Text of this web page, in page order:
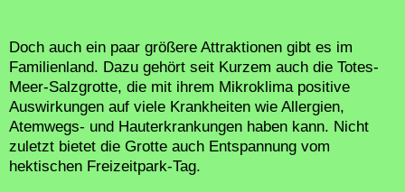
Doch auch ein paar größere Attraktionen gibt es im
Familienland. Dazu gehört seit Kurzem auch die Totes-
Meer-Salzgrotte, die mit ihrem Mikroklima positive
Auswirkungen auf viele Krankheiten wie Allergien,
Atemwegs- und Hauterkrankungen haben kann. Nicht
zuletzt bietet die Grotte auch Entspannung vom
hektischen Freizeitpark-Tag.